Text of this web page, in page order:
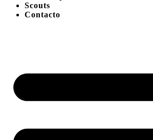
Scouts
Contacto